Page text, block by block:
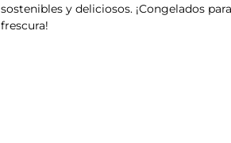
sostenibles y deliciosos. ¡Congelados
frescura!